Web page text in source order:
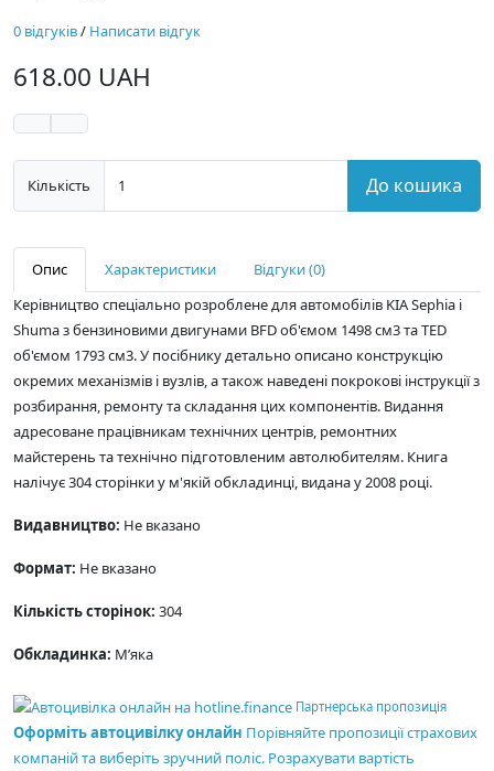
0 відгуків/ Написати відгук
618.00 UAH
Кількість До кошика
Опис Характеристики
Відгуки (0)
Керівництво спеціально розроблене для автомобілів KIA Sephia і
Shuma з бензиновими двигунами BFD об'ємом 1498 см3 та TED
об'ємом 1793 см3. У посібнику детально описано конструкцію
окремих механізмів і вузлів, а також наведені покрокові інструкції з
розбирання, ремонту та складання цих компонентів. Видання
адресоване працівникам технічних центрів, ремонтних
майстерень та технічно підготовленим автолюбителям. Книга
налічує 304 сторінки у м'якій обкладинці, видана у 2008 році.
Видавництво: Не вказано
Формат: Не вказано
Кількість сторінок: 304
Обкладинка: М’яка
Партнерська пропозиція
Оформіть автоцивілку онлайн Порівняйте пропозиції страхових
компаній та виберіть зручний поліс. Розрахувати вартість